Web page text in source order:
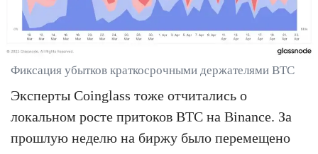
Фиксация убытков краткосрочными держателями BTC
Эксперты Coinglass тоже отчитались о
локальном росте притоков BTC на Binance. За
прошлую неделю на биржу было перемещено